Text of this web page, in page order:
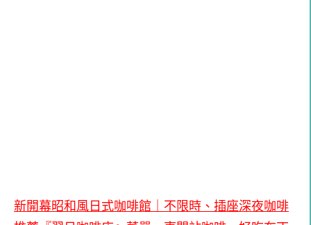
新開幕昭和風日式咖啡館｜不限時、插座深夜咖啡